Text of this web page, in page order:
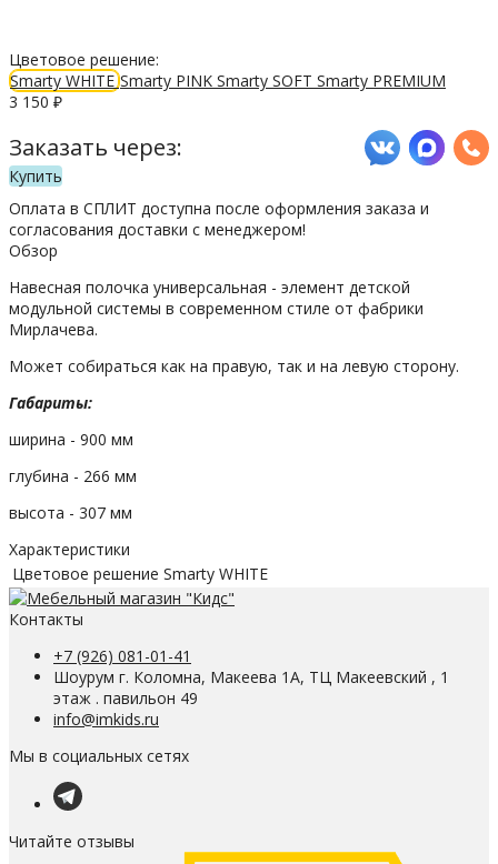
Цветовое решение:
Smarty WHITESmarty PINK Smarty SOFT Smarty PREMIUM
3 150 ₽
Заказать через:
Купить
Оплата в СПЛИТ доступна после оформления заказа и
согласования доставки с менеджером!
Обзор
Навесная полочка универсальная - элемент детской
модульной системы в современном стиле от фабрики
Мирлачева.
Может собираться как на правую, так и на левую сторону.
Габариты:
ширина - 900 мм
глубина - 266 мм
высота - 307 мм
Характеристики
Цветовое решение Smarty WHITE
Контакты
+7 (926) 081-01-41
Шоурум г. Коломна, Макеева 1А, ТЦ Макеевский , 1
этаж . павильон 49
info@imkids.ru
Мы в социальных сетях
Читайте отзывы